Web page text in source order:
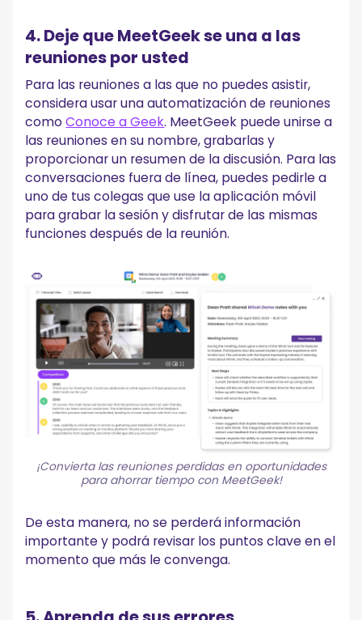
4. Deje que MeetGeek se una a las
reuniones por usted
Para las reuniones a las que no puedes asistir,
considera usar una automatización de reuniones
comoConoce a Geek. MeetGeek puede unirse a
las reuniones en su nombre, grabarlas y
proporcionar un resumen de la discusión. Para las
conversaciones fuera de línea, puedes pedirle a
uno de tus colegas que use la aplicación móvil
para grabar la sesión y disfrutar de las mismas
funciones después de la reunión.
¡Convierta las reuniones perdidas en oportunidades
para ahorrar tiempo con MeetGeek!
De esta manera, no se perderá información
importante y podrá revisar los puntos clave en el
momento que más le convenga.